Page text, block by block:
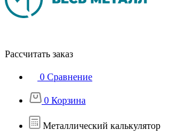
Рассчитать заказ
0 Сравнение
0 Корзина
Металлический калькулятор